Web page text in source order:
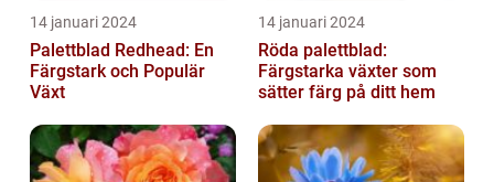
14 januari 2024
Palettblad Redhead: En
Färgstark och Populär
Växt
14 januari 2024
Röda palettblad:
Färgstarka växter som
sätter färg på ditt hem